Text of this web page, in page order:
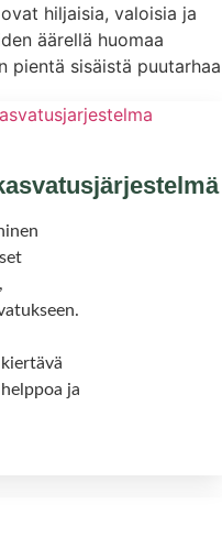
hiljaisia, valoisia ja
äärellä huomaa
pientä sisäistä puutarhaa
ja